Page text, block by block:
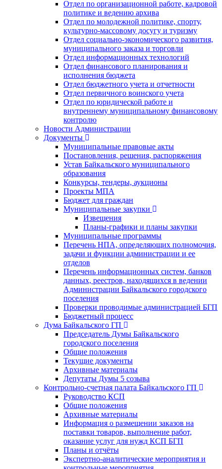
Отдел по организационной работе, кадровой
политике и ведению архива
Отдел по молодежной политике, спорту,
культурно-массовому досугу и туризму
Отдел социально-экономического развития,
муниципального заказа и торговли
Отдел информационных технологий
Отдел финансового планирования и
исполнения бюджета
Отдел бюджетного учета и отчетности
Отдел первичного воинского учета
Отдел по юридической работе и
внутреннему муниципальному финансовому
контролю
Новости Администрации
Документы
Муниципальные правовые акты
Постановления, решения, распоряжения
Устав Байкальского муниципального
образования
Конкурсы, тендеры, аукционы
Проекты МПА
Бюджет для граждан
Муниципальные закупки
Извещения
Планы-графики и планы закупки
Муниципальные программы
Перечень НПА, определяющих полномочия,
задачи и функции администрации и ее
отделов
Перечень информационных систем, банков
данных, реестров, находящихся в ведении
Администрации Байкальского городского
поселения
Проверки проводимые администрацией БГП
Бюджетный процесс
Дума Байкальского ГП
Председатель Думы Байкальского
городского поселения
Общие положения
Текущие документы
Архивные материалы
Депутаты Думы 5 созыва
Контрольно-счетная палата Байкальского ГП
Руководство КСП
Общие положения
Архивные материалы
Информация о размещении заказов на
поставки товаров, выполнение работ,
оказание услуг для нужд КСП БГП
Планы и отчёты
Экспертно-аналитические мероприятия и